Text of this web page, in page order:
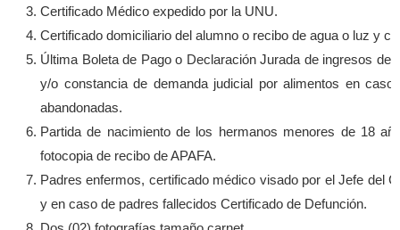
Certificado Médico expedido por la UNU.
Certificado domiciliario del alumno o recibo de agua o luz y
Última Boleta de Pago o Declaración Jurada de ingresos de
y/o constancia de demanda judicial por alimentos en
abandonadas.
Partida de nacimiento de los hermanos menores de 18
fotocopia de recibo de APAFA.
Padres enfermos, certificado médico visado por el Jefe del
y en caso de padres fallecidos Certificado de Defunción.